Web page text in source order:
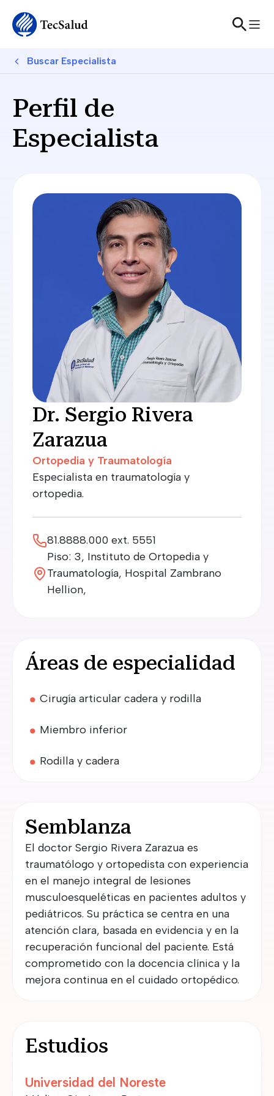
BreadcrumbBuscar Especialista
Perfil de
Especialista
Especialista en traumatología y
ortopedia.
81.8888.000 ext. 5551
Piso: 3, Instituto de Ortopedia y
Traumatología, Hospital Zambrano
Hellion,
Dr. Sergio Rivera
Zarazua
Ortopedia y Traumatología
Áreas de especialidad
Cirugía articular cadera y rodilla
Miembro inferior
Rodilla y cadera
Semblanza
El doctor Sergio Rivera Zarazua es
traumatólogo y ortopedista con experiencia
en el manejo integral de lesiones
musculoesqueléticas en pacientes adultos y
pediátricos. Su práctica se centra en una
atención clara, basada en evidencia y en la
recuperación funcional del paciente. Está
comprometido con la docencia clínica y la
mejora continua en el cuidado ortopédico.
Estudios
Universidad del Noreste